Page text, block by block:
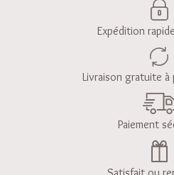
Expédition
Livraison gratuite
Paiement